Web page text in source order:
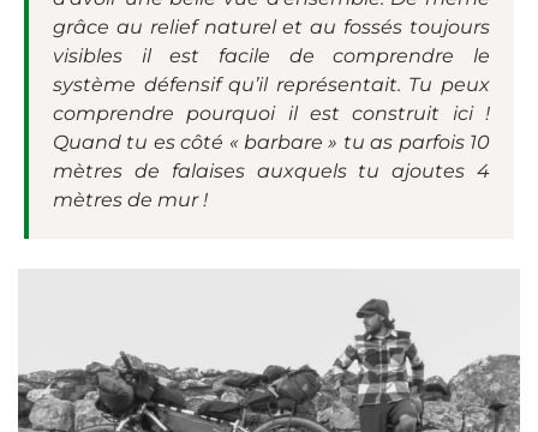
grâce au relief naturel et au fossés toujours
visibles il est facile de comprendre le
système défensif qu’il représentait. Tu peux
comprendre pourquoi il est construit ici !
Quand tu es côté « barbare » tu as parfois 10
mètres de falaises auxquels tu ajoutes 4
mètres de mur !